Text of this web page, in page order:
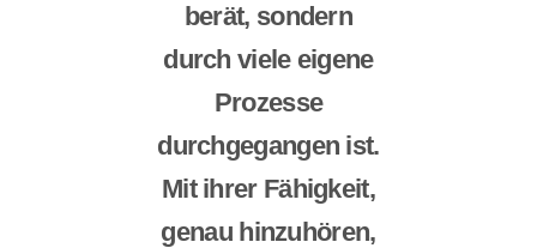
berät, sondern
durch viele eigene
Prozesse
durchgegangen ist.
Mit ihrer Fähigkeit,
genau hinzuhören,